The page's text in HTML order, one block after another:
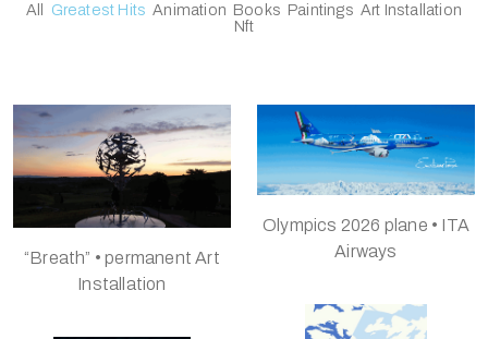
All Greatest Hits Animation Books Paintings Art Installation
Nft
“Breath” • permanent Art
Installation
Olympics 2026 plane • ITA
Airways